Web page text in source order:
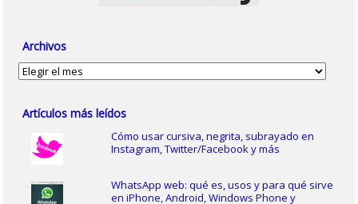
Archivos
Archivos
Artículos más leídos
Cómo usar cursiva, negrita, subrayado en
Instagram, Twitter/Facebook y más
WhatsApp web: qué es, usos y para qué sirve
en iPhone, Android, Windows Phone y